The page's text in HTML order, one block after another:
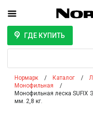
ГДЕ КУПИТЬ
Нормарк Каталог
Монофильная
Монофильная леска SUFIX
мм. 2,8 кг.